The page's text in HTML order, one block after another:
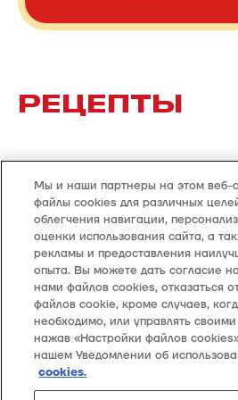
РЕЦЕПТЫ
Смотреть все
Все продукты
Классическое
С глазурью
Мини-кексы
8
Мы и наши партнеры на этом веб-
файлы cookies для различных
облегчения навигации,
оценки использования сайта, а
рекламы и предоставления
опыта. Вы можете дать согласие
нами файлов cookies, отказаться
файлов cookie, кроме случаев,
необходимо, или управлять
нажав «Настройки файлов
нашем Уведомлении об
cookies.